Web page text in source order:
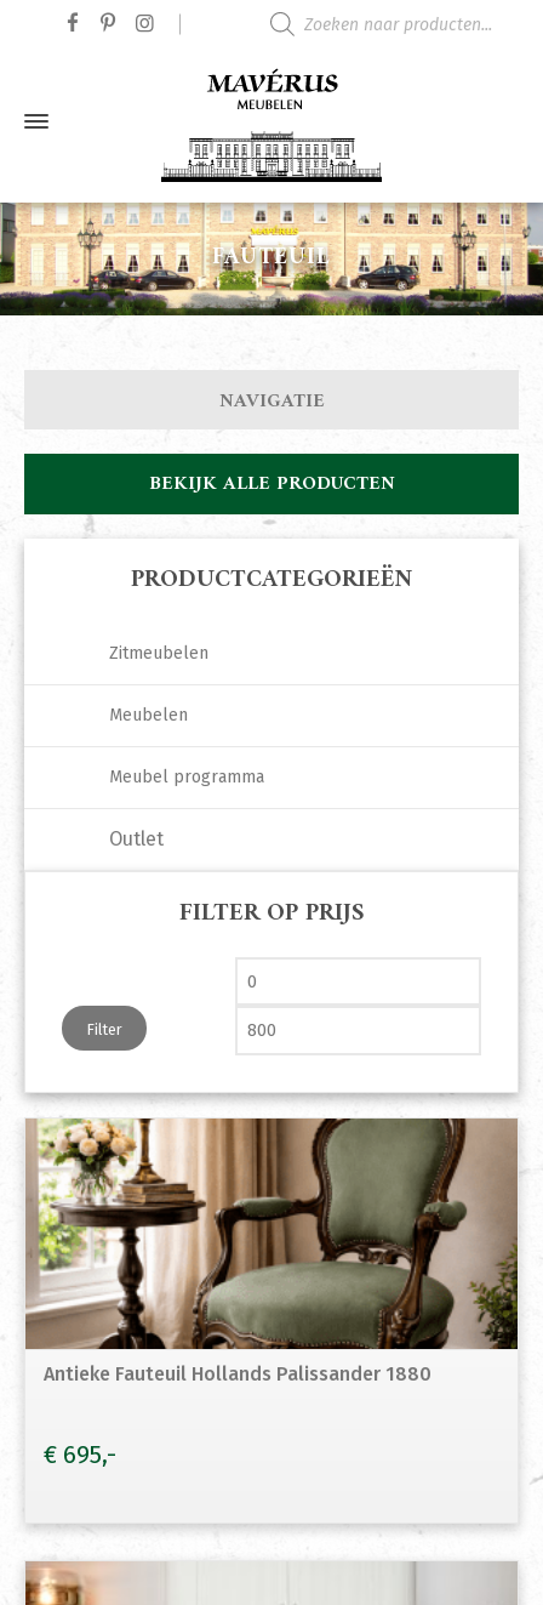
FAUTEUIL
Antieke Fauteuil Hollands Palissander 1880
€ 695
NAVIGATIE
BEKIJK ALLE PRODUCTEN
PRODUCTCATEGORIEËN
Zitmeubelen
Meubelen
Meubel programma
Outlet
FILTER OP PRIJS
Min. prijs
Filter